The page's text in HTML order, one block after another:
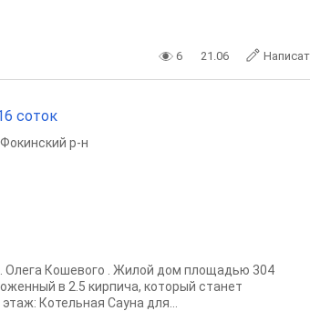
6 21.06
соток
Фокинский р-н
Олега Кошевого . Жилой дом площадью 304
в 2.5 кирпича, который станет
Котельная Сауна для...